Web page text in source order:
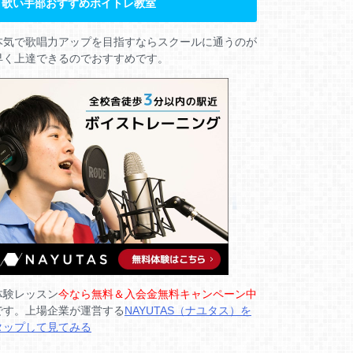
歌い手部おすすめボイトレ教室
気で歌唱力アップを目指すならスクールに通うのが
く上達できるのでおすすめです。
験レッスン今なら無料＆入会金無料キャンペーン中
す。上場企業が運営するNAYUTAS（ナユタス）を
ップして見てみる